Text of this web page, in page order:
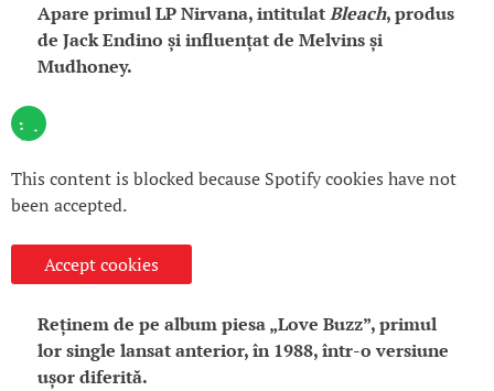
Apare primul LP Nirvana, intitulatBleach, produs
de Jack Endino și influențat de Melvins și
Mudhoney.
This content is blocked because Spotify cookies have not
been accepted.
Accept cookies
Reținem de pe album piesa „Love Buzz”, primul
lor single lansat anterior, în 1988, într-o versiune
ușor diferită.